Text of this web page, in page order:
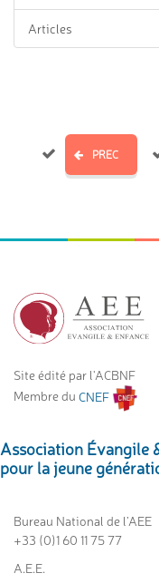
Articles
PREC
Site édité par l'ACBNF
Membre du CNEF
Association Évangile
pour la jeune
Bureau National de l’AEE
+33 (0)1 60 11 75 77
A.E.E.